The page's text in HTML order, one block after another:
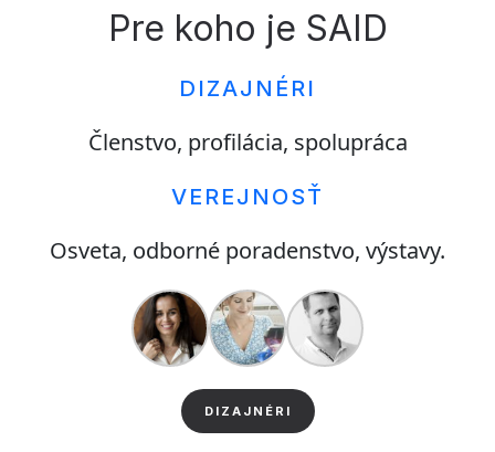
Pre koho je SAID
DIZAJNÉRI
Členstvo, profilácia, spolupráca
VEREJNOSŤ
Osveta, odborné poradenstvo, výstavy.
DIZAJNÉRI